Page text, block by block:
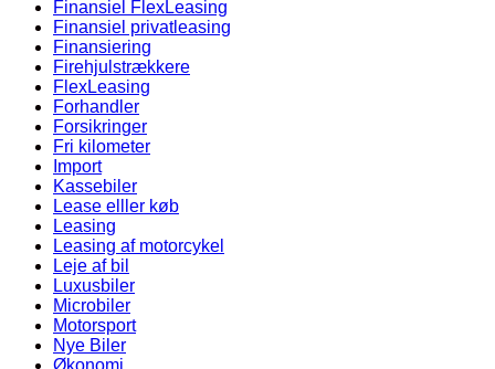
Finansiel FlexLeasing
Finansiel privatleasing
Finansiering
Firehjulstrækkere
FlexLeasing
Forhandler
Forsikringer
Fri kilometer
Import
Kassebiler
Lease elller køb
Leasing
Leasing af motorcykel
Leje af bil
Luxusbiler
Microbiler
Motorsport
Nye Biler